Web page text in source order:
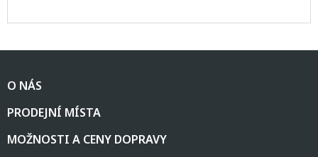
Z
pO NÁS
PRODEJNÍ MÍSTA
MOŽNOSTI A CENY DOPRAVY